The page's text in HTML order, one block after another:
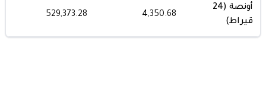
أونصة (24
قيراط)
4,350.68
529,373.28